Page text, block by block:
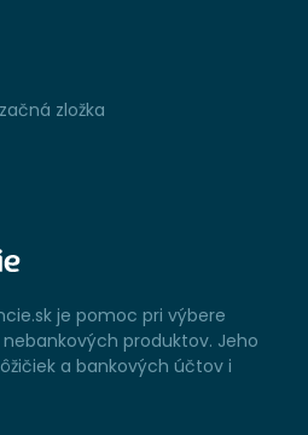
zložka
je pomoc pri výbere
produktov. Jeho
a bankových účtov i